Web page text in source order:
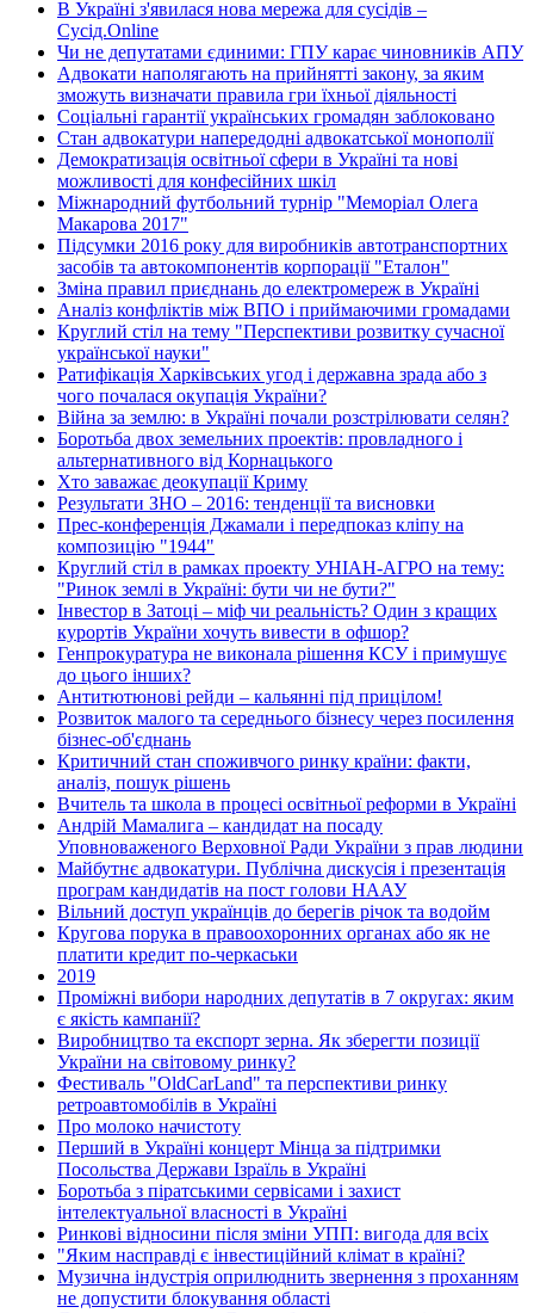
В Україні з'явилася нова мережа для сусідів –
Сусід.Online
Чи не депутатами єдиними: ГПУ карає чиновників АПУ
Адвокати наполягають на прийнятті закону, за яким
зможуть визначати правила гри їхньої діяльності
Соціальні гарантії українських громадян заблоковано
Стан адвокатури напередодні адвокатської монополії
Демократизація освітньої сфери в Україні та нові
можливості для конфесійних шкіл
Міжнародний футбольний турнір "Меморіал Олега
Макарова 2017"
Підсумки 2016 року для виробників автотранспортних
засобів та автокомпонентів корпорації "Еталон"
Зміна правил приєднань до електромереж в Україні
Аналіз конфліктів між ВПО і приймаючими громадами
Круглий стіл на тему "Перспективи розвитку сучасної
української науки"
Ратифікація Харківських угод і державна зрада або з
чого почалася окупація України?
Війна за землю: в Україні почали розстрілювати селян?
Боротьба двох земельних проектів: провладного і
альтернативного від Корнацького
Хто заважає деокупації Криму
Результати ЗНО – 2016: тенденції та висновки
Прес-конференція Джамали і передпоказ кліпу на
композицію "1944"
Круглий стіл в рамках проекту УНІАН-АГРО на тему:
"Ринок землі в Україні: бути чи не бути?"
Інвестор в Затоці – міф чи реальність? Один з кращих
курортів України хочуть вивести в офшор?
Генпрокуратура не виконала рішення КСУ і примушує
до цього інших?
Антитютюнові рейди – кальянні під прицілом!
Розвиток малого та середнього бізнесу через посилення
бізнес-об'єднань
Критичний стан споживчого ринку країни: факти,
аналіз, пошук рішень
Вчитель та школа в процесі освітньої реформи в Україні
Андрій Мамалига – кандидат на посаду
Уповноваженого Верховної Ради України з прав людини
Майбутнє адвокатури. Публічна дискусія і презентація
програм кандидатів на пост голови НААУ
Вільний доступ українців до берегів річок та водойм
Кругова порука в правоохоронних органах або як не
платити кредит по-черкаськи
2019
Проміжні вибори народних депутатів в 7 округах: яким
є якість кампанії?
Виробництво та експорт зерна. Як зберегти позиції
України на світовому ринку?
Фестиваль "OldCarLand" та перспективи ринку
ретроавтомобілів в Україні
Про молоко начистоту
Перший в Україні концерт Мінца за підтримки
Посольства Держави Ізраїль в Україні
Боротьба з піратськими сервісами і захист
інтелектуальної власності в Україні
Ринкові відносини після зміни УПП: вигода для всіх
"Яким насправді є інвестиційний клімат в країні?
Музична індустрія оприлюднить звернення з проханням
не допустити блокування області